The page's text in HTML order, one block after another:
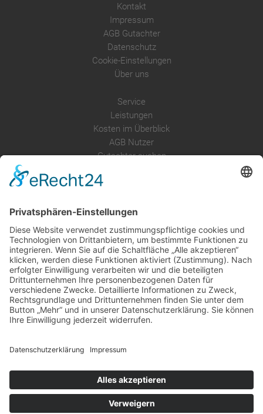
Kontakt
Impressum
AGB Gutachter
Datenschutz
Cookie-Einstellungen
Über uns
Service
Leistungen
Kosten im Überblick
AGB Nutzer
Gutachter suchen
Anfrage
Presse
Partner: Der DGuSV
als Gutachter eintragen
Infos für Suchende